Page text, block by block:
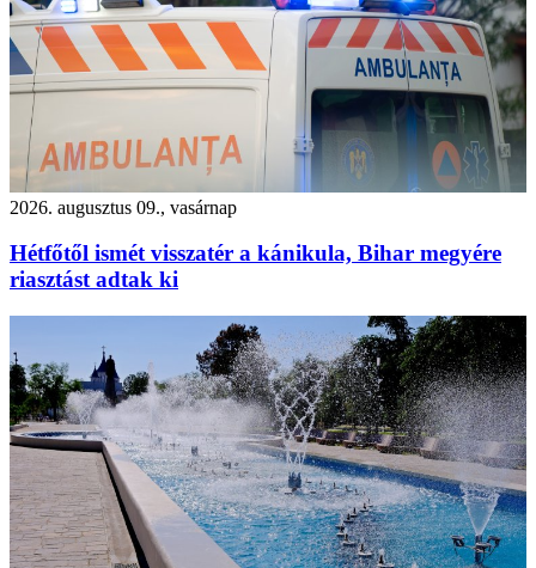
2026. augusztus 09., vasárnap
Hétfőtől ismét visszatér a kánikula, Bihar megyére
riasztást adtak ki